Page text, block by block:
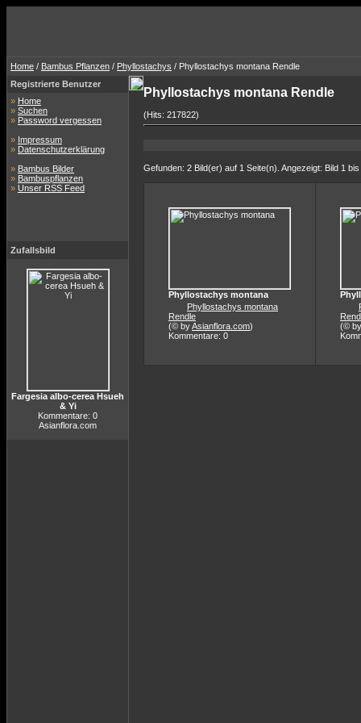
Home / Bambus Pflanzen / Phyllostachys / Phyllostachys montana Rendle
Registrierte Benutzer
» Home
» Suchen
» Password vergessen
» Impressum
» Datenschutzerklärung
» Bambus Bilder
» Bambuspflanzen
» Unser RSS Feed
Zufallsbild
Fargesia albo-cerea Hsueh
& Yi
Kommentare: 0
Asianflora.com
Phyllostachys montana Rendle
(Hits: 217822)
Gefunden: 2 Bild(er) auf 1 Seite(n). Angezeigt: Bild 1 bis
Phyllostachys montana
Phyllostachys montana
Rendle
(© byAsianflora.com)
Kommentare: 0
(©